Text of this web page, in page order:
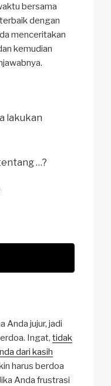
bersama
dengan
menceritakan
kemudian
lakukan
…?
Anda jujur, jadi
Ingat, tidak
dari kasih
harus berdoa
Anda frustrasi